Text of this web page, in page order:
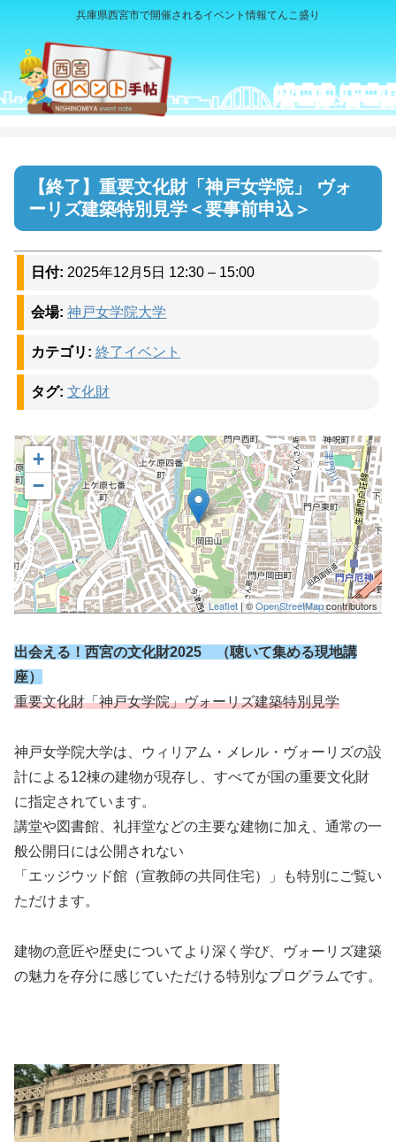
兵庫県西宮市で開催されるイベント情報てんこ盛り
重要文化財「神戸女学院」 ヴォ
ーリズ建築特別見学＜要事前申込＞
日付: 2025年12月5日 12:30 – 15:00
会場: 神戸女学院大学
カテゴリ: 終了イベント
タグ: 文化財
+
−
Leaflet | ©OpenStreetMapcontributors
出会える！西宮の文化財2025 （聴いて集める現地講
座）
重要文化財「神戸女学院」ヴォーリズ建築特別見学
神戸女学院大学は、ウィリアム・メレル・ヴォーリズの設
計による12棟の建物が現存し、すべてが国の重要文化財
に指定されています。
講堂や図書館、礼拝堂などの主要な建物に加え、通常の一
般公開日には公開されない
「エッジウッド館（宣教師の共同住宅）」も特別にご覧い
ただけます。
建物の意匠や歴史についてより深く学び、ヴォーリズ建築
の魅力を存分に感じていただける特別なプログラムです。